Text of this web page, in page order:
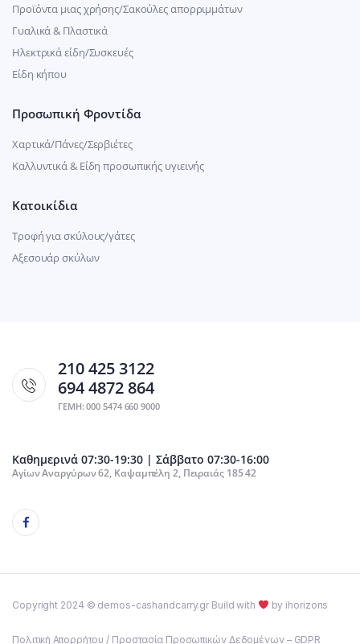
Προϊόντα μιας χρήσης/Σακούλες απορριμμάτων
Γυαλικά & Πλαστικά
Ηλεκτρικά είδη/Συσκευές
Είδη κήπου
Προσωπική Φροντίδα
Χαρτικά/Πάνες/Σερβιέτες
Καλλυντικά & Είδη προσωπικής υγιεινής
Κατοικίδια
Τροφή για σκύλους/γάτες
Αξεσουάρ σκύλων
210 425 3122
694 4872 864
ΓΕΜΗ: 000 5474 660 9000
Καθημερινά 07:30-19:30 | Σάββατο 07:30-16:00
Αγίων Αναργύρων 62, Καψαμπέλη 2, Πειραιάς 185 42
Copyright 2024 © demos-cashandcarry.gr Build with by ihorizons
Πολιτική Απορρήτου / Προστασία Προσωπικών Δεδομένων – GDPR